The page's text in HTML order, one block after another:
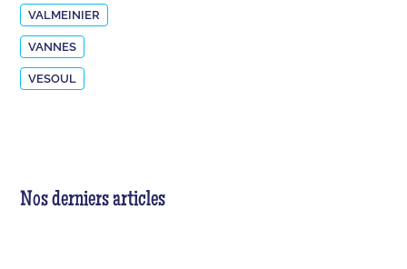
VALMEINIER
VANNES
VESOUL
Nos derniers articles